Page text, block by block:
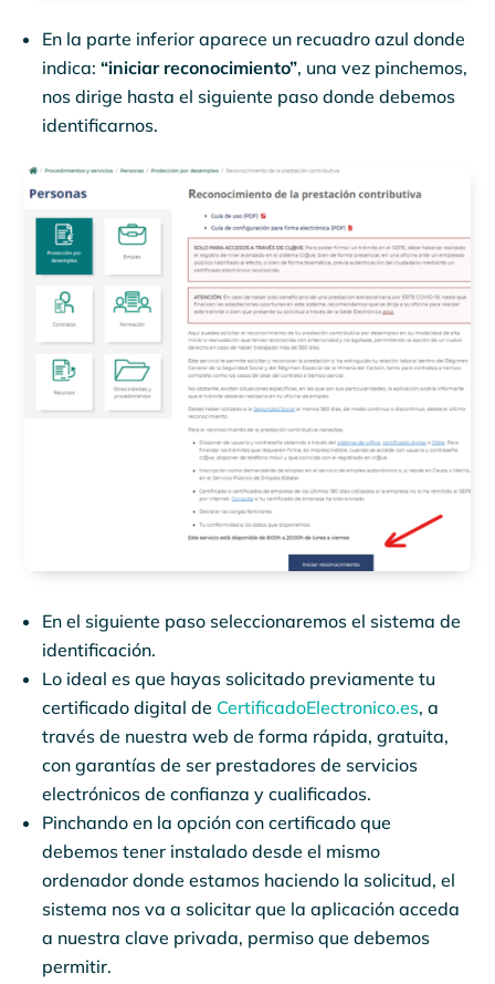
En la parte inferior aparece un recuadro azul donde
indica: “iniciar reconocimiento”, una vez pinchemos,
nos dirige hasta el siguiente paso donde debemos
identificarnos.
En el siguiente paso seleccionaremos el sistema de
identificación.
Lo ideal es que hayas solicitado previamente tu
certificado digital de CertificadoElectronico.es, a
través de nuestra web de forma rápida, gratuita,
con garantías de ser prestadores de servicios
electrónicos de confianza y cualificados.
Pinchando en la opción con certificado que
debemos tener instalado desde el mismo
ordenador donde estamos haciendo la solicitud, el
sistema nos va a solicitar que la aplicación acceda
a nuestra clave privada, permiso que debemos
permitir.